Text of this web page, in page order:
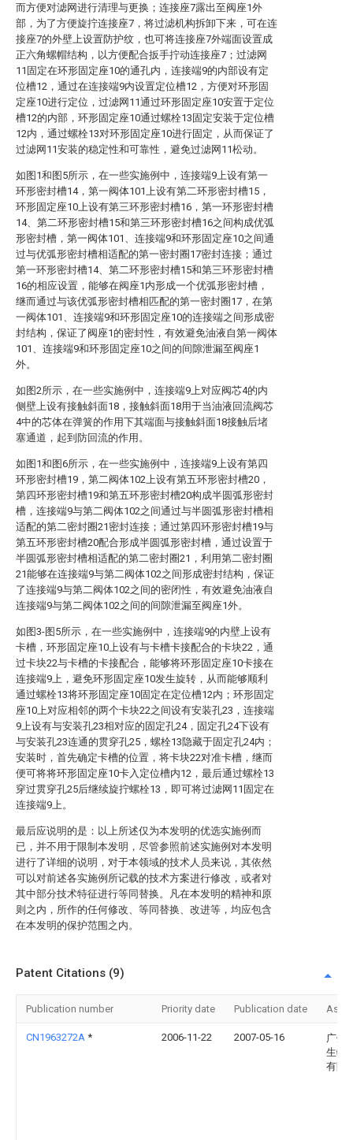
而方便对滤网进行清理与更换；连接座7露出至阀座1外
部，为了方便旋拧连接座7，将过滤机构拆卸下来，可在连
接座7的外壁上设置防护纹，也可将连接座7外端面设置成
正六角螺帽结构，以方便配合扳手拧动连接座7；过滤网
11固定在环形固定座10的通孔内，连接端9的内部设有定
位槽12，通过在连接端9内设置定位槽12，方便对环形固
定座10进行定位，过滤网11通过环形固定座10安置于定位
槽12的内部，环形固定座10通过螺栓13固定安装于定位槽
12内，通过螺栓13对环形固定座10进行固定，从而保证了
过滤网11安装的稳定性和可靠性，避免过滤网11松动。
如图1和图5所示，在一些实施例中，连接端9上设有第一
环形密封槽14，第一阀体101上设有第二环形密封槽15，
环形固定座10上设有第三环形密封槽16，第一环形密封槽
14、第二环形密封槽15和第三环形密封槽16之间构成优弧
形密封槽，第一阀体101、连接端9和环形固定座10之间通
过与优弧形密封槽相适配的第一密封圈17密封连接；通过
第一环形密封槽14、第二环形密封槽15和第三环形密封槽
16的相应设置，能够在阀座1内形成一个优弧形密封槽，
继而通过与该优弧形密封槽相匹配的第一密封圈17，在第
一阀体101、连接端9和环形固定座10的连接端之间形成密
封结构，保证了阀座1的密封性，有效避免油液自第一阀体
101、连接端9和环形固定座10之间的间隙泄漏至阀座1
外。
如图2所示，在一些实施例中，连接端9上对应阀芯4的内
侧壁上设有接触斜面18，接触斜面18用于当油液回流阀芯
4中的芯体在弹簧的作用下其端面与接触斜面18接触后堵
塞通道，起到防回流的作用。
如图1和图6所示，在一些实施例中，连接端9上设有第四
环形密封槽19，第二阀体102上设有第五环形密封槽20，
第四环形密封槽19和第五环形密封槽20构成半圆弧形密封
槽，连接端9与第二阀体102之间通过与半圆弧形密封槽相
适配的第二密封圈21密封连接；通过第四环形密封槽19与
第五环形密封槽20配合形成半圆弧形密封槽，通过设置于
半圆弧形密封槽相适配的第二密封圈21，利用第二密封圈
21能够在连接端9与第二阀体102之间形成密封结构，保证
了连接端9与第二阀体102之间的密闭性，有效避免油液自
连接端9与第二阀体102之间的间隙泄漏至阀座1外。
如图3-图5所示，在一些实施例中，连接端9的内壁上设有
卡槽，环形固定座10上设有与卡槽卡接配合的卡块22，通
过卡块22与卡槽的卡接配合，能够将环形固定座10卡接在
连接端9上，避免环形固定座10发生旋转，从而能够顺利
通过螺栓13将环形固定座10固定在定位槽12内；环形固定
座10上对应相邻的两个卡块22之间设有安装孔23，连接端
9上设有与安装孔23相对应的固定孔24，固定孔24下设有
与安装孔23连通的贯穿孔25，螺栓13隐藏于固定孔24内；
安装时，首先确定卡槽的位置，将卡块22对准卡槽，继而
便可将将环形固定座10卡入定位槽内12，最后通过螺栓13
穿过贯穿孔25后继续旋拧螺栓13，即可将过滤网11固定在
连接端9上。
最后应说明的是：以上所述仅为本发明的优选实施例而
已，并不用于限制本发明，尽管参照前述实施例对本发明
进行了详细的说明，对于本领域的技术人员来说，其依然
可以对前述各实施例所记载的技术方案进行修改，或者对
其中部分技术特征进行等同替换。凡在本发明的精神和原
则之内，所作的任何修改、等同替换、改进等，均应包含
在本发明的保护范围之内。
Patent Citations (9)
Publication number Priority date Publication date
CN1963272A * 2006-11-22 2007-05-16
广州
生物
有限